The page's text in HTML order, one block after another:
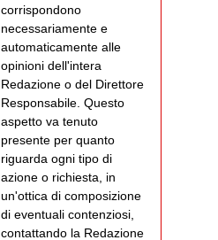
corrispondono
necessariamente e
automaticamente alle
opinioni dell'intera
Redazione o del Direttore
Responsabile. Questo
aspetto va tenuto
presente per quanto
riguarda ogni tipo di
azione o richiesta, in
un'ottica di composizione
di eventuali contenziosi,
contattando la Redazione